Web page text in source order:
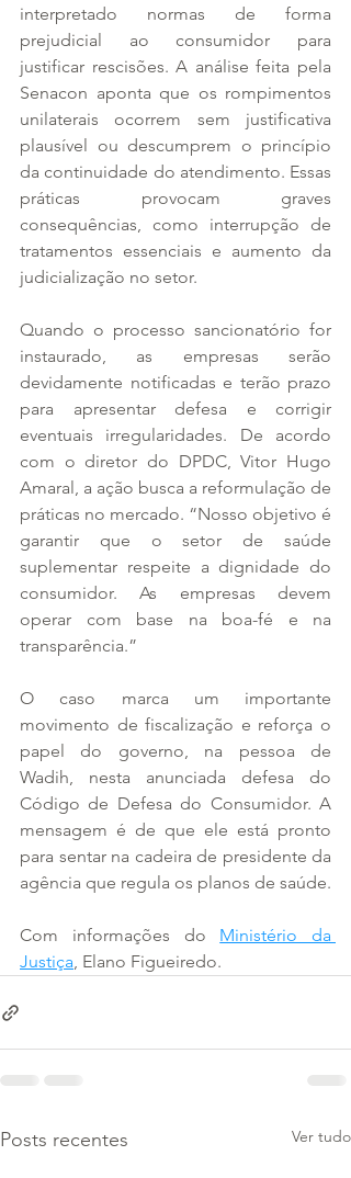
interpretado normas de forma
prejudicial ao consumidor para
justificar rescisões. A análise feita pela
Senacon aponta que os rompimentos
unilaterais ocorrem sem justificativa
plausível ou descumprem o princípio
da continuidade do atendimento. Essas
práticas provocam graves
consequências, como interrupção de
tratamentos essenciais e aumento da
judicialização no setor.
Quando o processo sancionatório for
instaurado, as empresas serão
devidamente notificadas e terão prazo
para apresentar defesa e corrigir
eventuais irregularidades. De acordo
com o diretor do DPDC, Vitor Hugo
Amaral, a ação busca a reformulação de
práticas no mercado. “Nosso objetivo é
garantir que o setor de saúde
suplementar respeite a dignidade do
consumidor. As empresas devem
operar com base na boa-fé e na
transparência.”
O caso marca um importante
movimento de fiscalização e reforça o
papel do governo, na pessoa de
Wadih, nesta anunciada defesa do
Código de Defesa do Consumidor. A
mensagem é de que ele está pronto
para sentar na cadeira de presidente da
agência que regula os planos de saúde.
Com informações do Ministério da
Justiça, Elano Figueiredo.
Posts recentes Ver tudo